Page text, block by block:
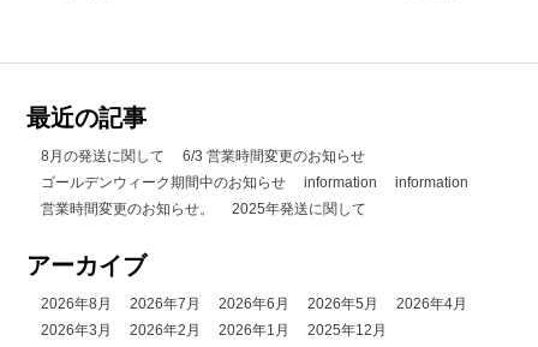
最近の記事
8月の発送に関して
6/3 営業時間変更のお知らせ
ゴールデンウィーク期間中のお知らせ
information
information
営業時間変更のお知らせ。
2025年発送に関して
アーカイブ
2026年8月 2026年7月 2026年6月 2026年5月
2026年4月
2026年3月
2026年2月 2026年1月
2025年12月